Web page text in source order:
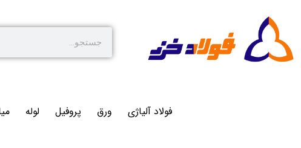
فولاد آلیاژی ورق پروفیل لوله